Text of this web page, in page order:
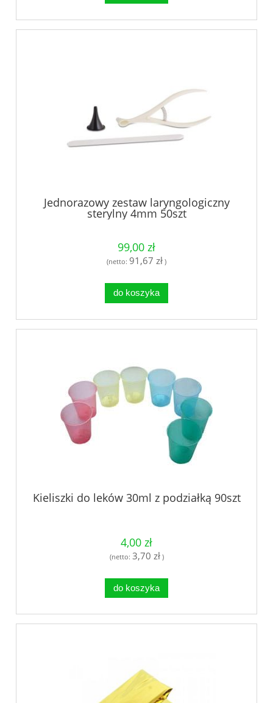
Jednorazowy zestaw laryngologiczny
sterylny 4mm 50szt
99,00 zł
(netto: 91,67 zł )
do koszyka
Kieliszki do leków 30ml z podziałką 90szt
4,00 zł
(netto: 3,70 zł)
do koszyka